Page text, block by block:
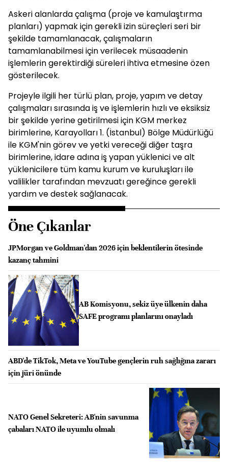
Askeri alanlarda çalışma (proje ve kamulaştırma
planları) yapmak için gerekli izin süreçleri seri bir
şekilde tamamlanacak, çalışmaların
tamamlanabilmesi için verilecek müsaadenin
işlemlerin gerektirdiği süreleri ihtiva etmesine özen
gösterilecek.
Projeyle ilgili her türlü plan, proje, yapım ve detay
çalışmaları sırasında iş ve işlemlerin hızlı ve eksiksiz
bir şekilde yerine getirilmesi için KGM merkez
birimlerine, Karayolları 1. (İstanbul) Bölge Müdürlüğü
ile KGM'nin görev ve yetki vereceği diğer taşra
birimlerine, idare adına iş yapan yüklenici ve alt
yüklenicilere tüm kamu kurum ve kuruluşları ile
valilikler tarafından mevzuatı gereğince gerekli
yardım ve destek sağlanacak.
Öne Çıkanlar
JPMorgan ve Goldman'dan 2026 için beklentilerin ötesinde
kazanç tahmini
AB Komisyonu, sekiz üye ülkenin daha
SAFE programı planlarını onayladı
ABD'de TikTok, Meta ve YouTube gençlerin ruh sağlığına zararı
için jüri önünde
NATO Genel Sekreteri: AB'nin savunma
çabaları NATO ile uyumlu olmalı